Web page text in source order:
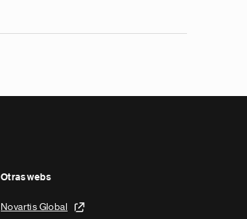
Otras webs
Novartis Global